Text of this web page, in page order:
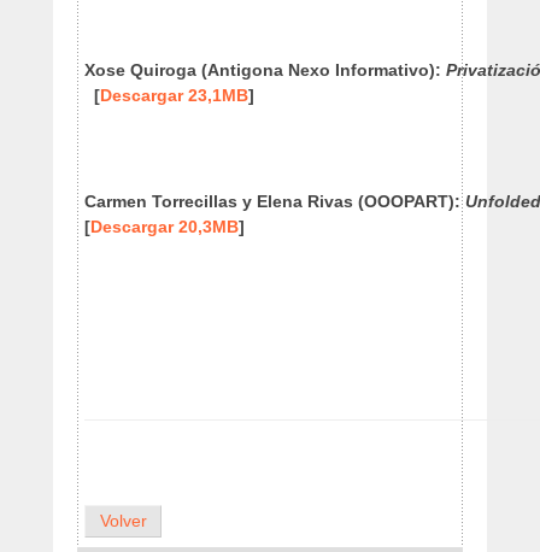
Xose Quiroga (Antigona Nexo Informativo):
[Descargar 23,1MB]
Carmen Torrecillas y Elena Rivas (OOOPART):
[Descargar 20,3MB]
Volver